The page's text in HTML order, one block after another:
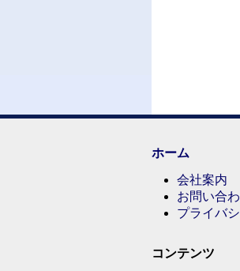
ホーム
会社案内
お問い合
プライバ
コンテンツ